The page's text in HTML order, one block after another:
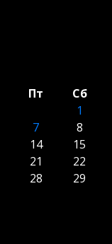
Пт
Сб
1
7
8
14
15
21
22
28
29